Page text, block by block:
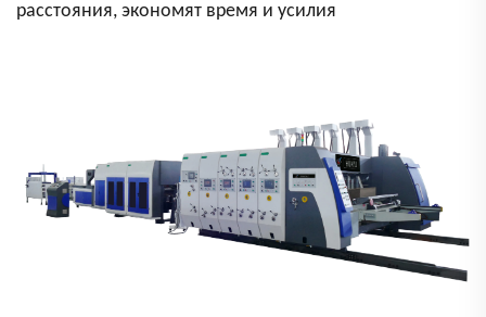
расстояния, экономят время и усилия